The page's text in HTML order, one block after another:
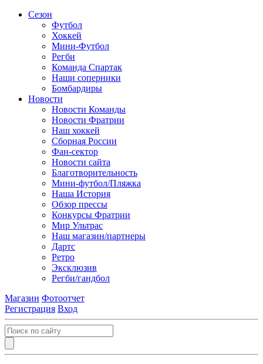
Сезон
Футбол
Хоккей
Мини-Футбол
Регби
Команда Спартак
Наши соперники
Бомбардиры
Новости
Новости Команды
Новости Фратрии
Наш хоккей
Сборная России
Фан-cектор
Новости сайта
Благотворительность
Мини-футбол/Пляжка
Наша История
Обзор прессы
Конкурсы Фратрии
Мир Ультрас
Наш магазин/партнеры
Дартс
Ретро
Эксклюзив
Регби/гандбол
Магазин Фотоотчет
Регистрация Вход